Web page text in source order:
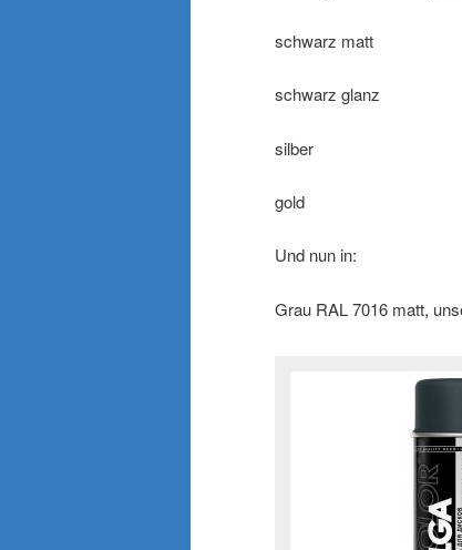
schwarz matt
schwarz glanz
silber
gold
Und nun in:
Grau RAL 7016 matt,